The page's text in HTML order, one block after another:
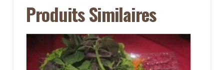
au
nems)
Produits Similaires